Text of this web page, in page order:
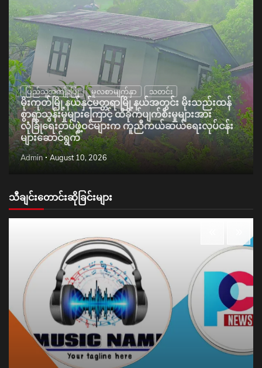
ပြည်သူ့အကျိုးပြု မူလစာမျက်နှာ သတင်း
မိုးကုတ်မြို့နယ်နှင့်မတ္တရာမြို့နယ်အတွင်း မိုးသည်းထန်
စွာရွာသွန်းမှုများကြောင့် ထိခိုက်ပျက်စီးမှုများအား
လုံခြုံရေးတပ်ဖွဲ့ဝင်များက ကူညီကယ်ဆယ်ရေးလုပ်ငန်း
များဆောင်ရွက်
Admin August 10, 2026
သီချင်းတောင်းဆိုခြင်းများ